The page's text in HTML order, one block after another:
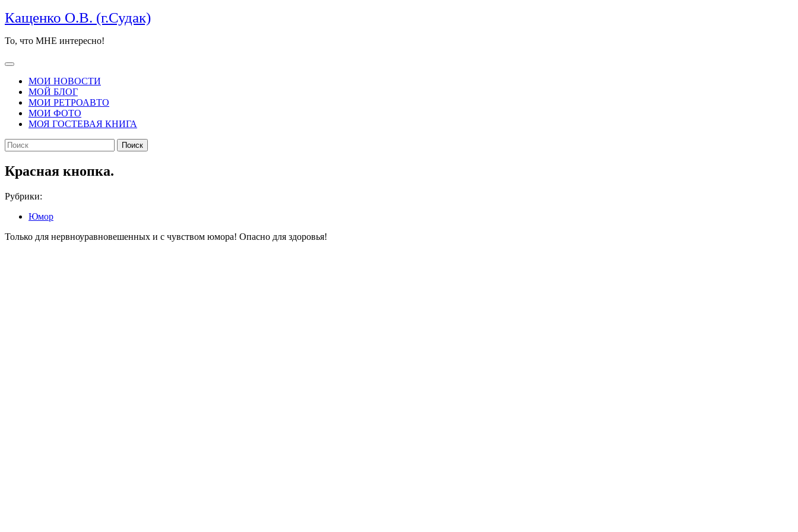
Перейти
к
содержимому
Кащенко О.В. (г.Судак)
То, что МНЕ интересно!
Кнопка
ОткрытьМОИ НОВОСТИ
МОЙ БЛОГ
МОИ РЕТРОАВТО
МОИ ФОТО
МОЯ ГОСТЕВАЯ КНИГА
КНОПКА
ЗАКРЫТЬ
Найти:
Красная кнопка.
Рубрики:
Юмор
Только для нервноуравновешенных и с чувством юмора! Опасно для здоровья!